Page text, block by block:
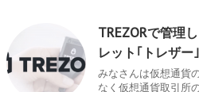
TREZORで管理
レット｢トレザー
みなさんは仮想通貨
なく仮想通貨取引所